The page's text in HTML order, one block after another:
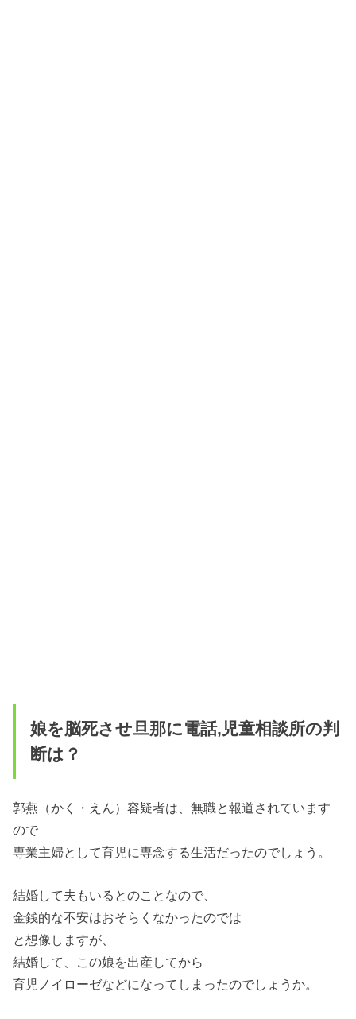
娘を脳死させ旦那に電話,児童相談所の判
断は？
郭燕（かく・えん）容疑者は、無職と報道されています
ので
専業主婦として育児に専念する生活だったのでしょう。
結婚して夫もいるとのことなので、
金銭的な不安はおそらくなかったのでは
と想像しますが、
結婚して、この娘を出産してから
育児ノイローゼなどになってしまったのでしょうか。